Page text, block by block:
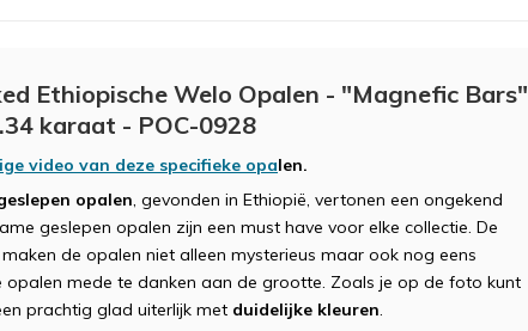
Ethiopische Welo Opalen - "Magnefic Bars"
karaat - POC-0928
video van deze specifieke opalen.
opalen , gevonden in Ethiopië, vertonen een ongekend
geslepen opalen zijn een must have voor elke collectie. De
de opalen niet alleen mysterieus maar ook nog eens
opalen mede te danken aan de grootte. Zoals je op de foto kunt
prachtig glad uiterlijk met duidelijke kleuren